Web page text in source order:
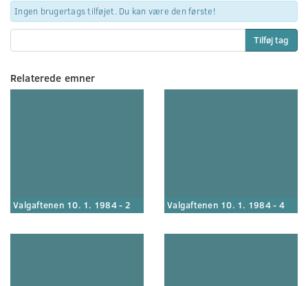
Ingen brugertags tilføjet. Du kan være den første!
Tilføj tag
Relaterede emner
Valgaftenen 10. 1. 1984 - 2 Valgaftenen 10. 1. 1984 - 4